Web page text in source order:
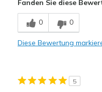
Geeignete Verwendung
Casual Wear
View On Shoes
Fanden Sie diese
0 0
Diese Bewertung
5